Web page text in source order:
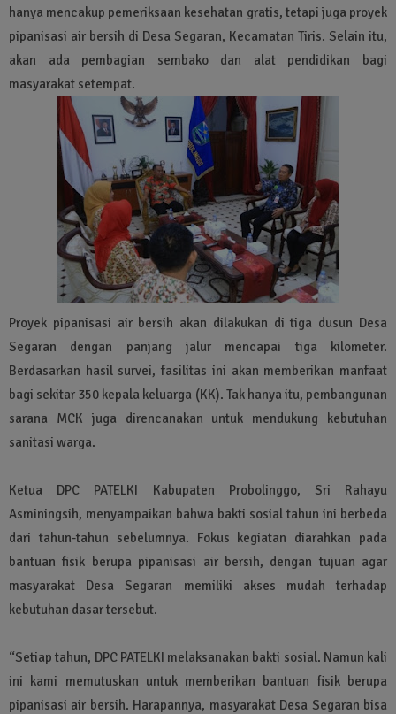
hanya mencakup pemeriksaan kesehatan gratis, tetapi juga proyek
pipanisasi air bersih di Desa Segaran, Kecamatan Tiris. Selain itu,
akan ada pembagian sembako dan alat pendidikan bagi
masyarakat setempat.
Proyek pipanisasi air bersih akan dilakukan di tiga dusun Desa
Segaran dengan panjang jalur mencapai tiga kilometer.
Berdasarkan hasil survei, fasilitas ini akan memberikan manfaat
bagi sekitar 350 kepala keluarga (KK). Tak hanya itu, pembangunan
sarana MCK juga direncanakan untuk mendukung kebutuhan
sanitasi warga.
Ketua DPC PATELKI Kabupaten Probolinggo, Sri Rahayu
Asminingsih, menyampaikan bahwa bakti sosial tahun ini berbeda
dari tahun-tahun sebelumnya. Fokus kegiatan diarahkan pada
bantuan fisik berupa pipanisasi air bersih, dengan tujuan agar
masyarakat Desa Segaran memiliki akses mudah terhadap
kebutuhan dasar tersebut.
“Setiap tahun, DPC PATELKI melaksanakan bakti sosial. Namun kali
ini kami memutuskan untuk memberikan bantuan fisik berupa
pipanisasi air bersih. Harapannya, masyarakat Desa Segaran bisa